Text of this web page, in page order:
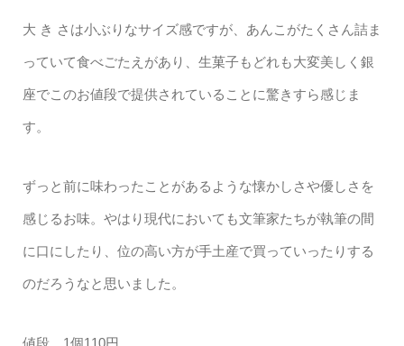
大 き さは小ぶりなサイズ感ですが、あんこがたくさん詰ま
っていて食べごたえがあり、生菓子もどれも大変美しく銀
座でこのお値段で提供されていることに驚きすら感じま
す。
ずっと前に味わったことがあるような懐かしさや優しさを
感じるお味。やはり現代においても文筆家たちが執筆の間
に口にしたり、位の高い方が手土産で買っていったりする
のだろうなと思いました。